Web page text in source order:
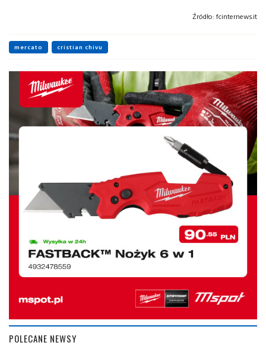
Źródło: fcinternews.it
mercato cristian chivu
POLECANE NEWSY